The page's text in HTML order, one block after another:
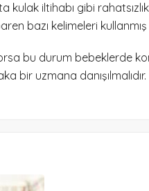
kulak iltihabı gibi
bazı kelimeleri kullanmış
bu durum bebeklerde
bir uzmana danışılmalıdır.